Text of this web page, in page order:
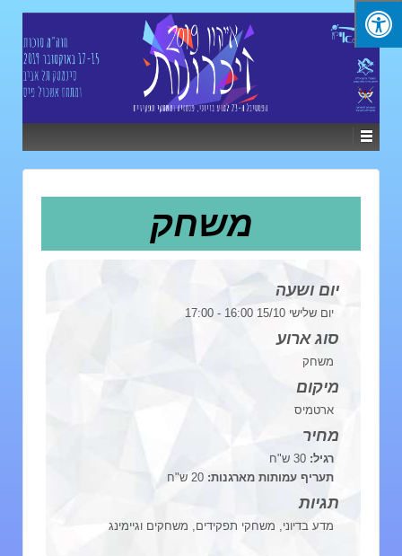
משחק
יום ושעה
יום שלישי 15/10 16:00 - 17:00
סוג ארוע
תעריף עמותות מארגנות:20 ש"ח
מדע בדיוני, משחקי תפקידים, משחקים וגיימינג